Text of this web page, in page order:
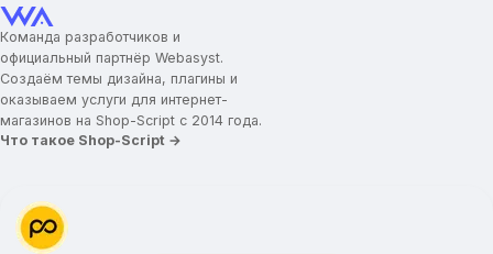
Команда разработчиков и
официальный партнёр Webasyst.
Создаём темы дизайна, плагины и
оказываем услуги для интернет-
магазинов на Shop-Script с 2014 года.
Что такое Shop-Script →